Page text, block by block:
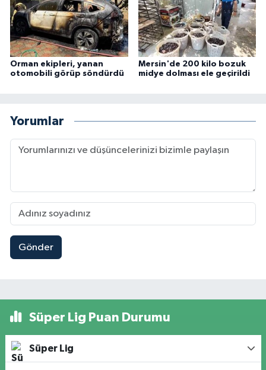
Orman ekipleri, yanan
otomobili görüp söndürdü
Mersin'de 200 kilo bozuk
midye dolması ele geçirildi
Yorumlar
Gönder
Süper Lig Puan Durumu
Süper Lig